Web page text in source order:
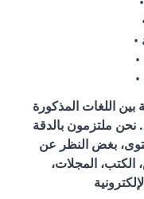
اللغات المذكورة
نحن ملتزمون بالدقة
بغض النظر عن
المجلات،